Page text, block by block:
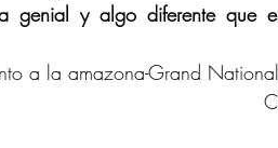
genial y algo diferente que
a la amazona-Grand